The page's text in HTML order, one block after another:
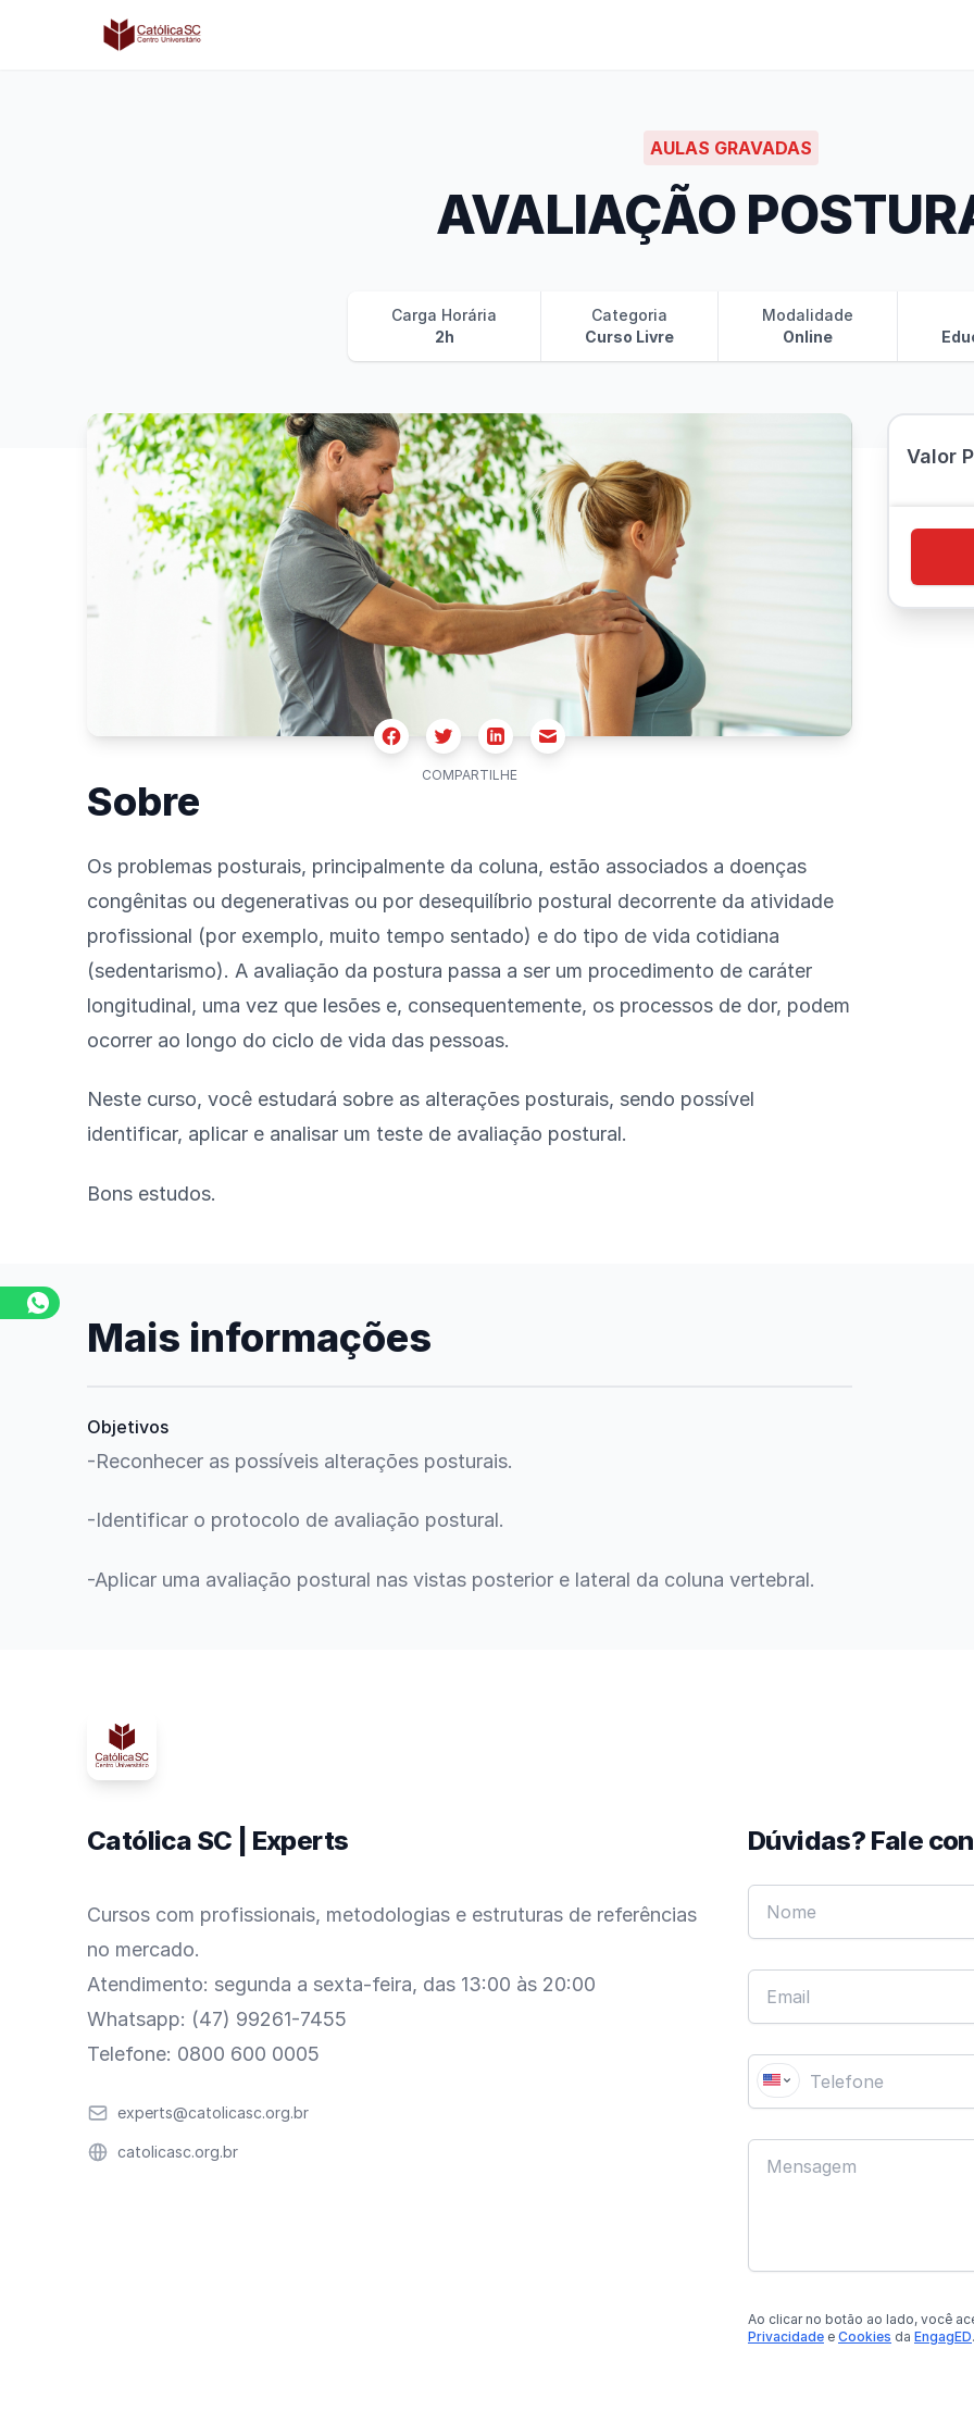
Católica SC | Experts
AULAS GRAVADAS
AVALIAÇÃO
Carga Horária
2h
Categoria
Curso Livre
Modalidade
Online
FacebookTwitterLinkedinEmail
COMPARTILHE
Sobre
Os problemas posturais, principalmente da coluna, estão associados a doenças
congênitas ou degenerativas ou por desequilíbrio postural decorrente da atividade
profissional (por exemplo, muito tempo sentado) e do tipo de vida cotidiana
(sedentarismo). A avaliação da postura passa a ser um procedimento de caráter
longitudinal, uma vez que lesões e, consequentemente, os processos de dor, podem
ocorrer ao longo do ciclo de vida das pessoas.
Neste curso, você estudará sobre as alterações posturais, sendo possível
identificar, aplicar e analisar um teste de avaliação postural.
Bons estudos.
Mais informações
Objetivos
-Reconhecer as possíveis alterações posturais.
-Identificar o protocolo de avaliação postural.
-Aplicar uma avaliação postural nas vistas posterior e lateral da coluna vertebral.
Valor
Católica SC | Experts
Cursos com profissionais, metodologias e estruturas de referências
no mercado.
Atendimento: segunda a sexta-feira, das 13:00 às 20:00
Whatsapp: (47) 99261-7455
Telefone: 0800 600 0005
Emailexperts@catolicasc.org.br
Websitecatolicasc.org.br
Dúvidas? Fale
Ao clicar no botão ao lado, você
Privacidade e Cookies da EngagED.